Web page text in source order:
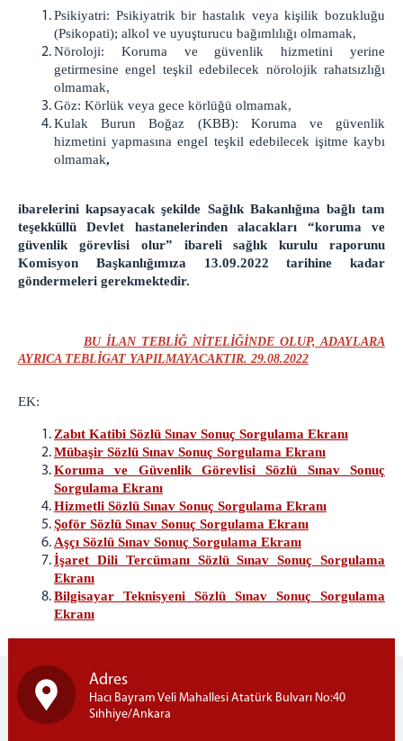
Psikiyatri: Psikiyatrik bir hastalık veya kişilik bozukluğu
(Psikopati); alkol ve uyuşturucu bağımlılığı olmamak,
Nöroloji: Koruma ve güvenlik hizmetini yerine
getirmesine engel teşkil edebilecek nörolojik rahatsızlığı
olmamak,
Göz: Körlük veya gece körlüğü olmamak,
Kulak Burun Boğaz (KBB): Koruma ve güvenlik
hizmetini yapmasına engel teşkil edebilecek işitme kaybı
olmamak,
ibarelerini kapsayacak şekilde Sağlık Bakanlığına bağlı tam
teşekküllü Devlet hastanelerinden alacakları “koruma ve
güvenlik görevlisi olur” ibareli sağlık kurulu raporunu
Komisyon Başkanlığımıza 13.09.2022 tarihine kadar
göndermeleri gerekmektedir.
BU İLAN TEBLİĞ NİTELİĞİNDE OLUP, ADAYLARA
AYRICA TEBLİGAT YAPILMAYACAKTIR. 29.08.2022
EK:
Zabıt Katibi Sözlü Sınav Sonuç Sorgulama Ekranı
Mübaşir Sözlü Sınav Sonuç Sorgulama Ekranı
Koruma ve Güvenlik Görevlisi Sözlü Sınav Sonuç
Sorgulama Ekranı
Hizmetli Sözlü Sınav Sonuç Sorgulama Ekranı
Şoför Sözlü Sınav Sonuç Sorgulama Ekranı
Aşçı Sözlü Sınav Sonuç Sorgulama Ekranı
İşaret Dili Tercümanı Sözlü Sınav Sonuç Sorgulama
Ekranı
Bilgisayar Teknisyeni Sözlü Sınav Sonuç Sorgulama
Ekranı
Adres
Hacı Bayram Veli Mahallesi Atatürk Bulvarı No:40
Sıhhiye/Ankara